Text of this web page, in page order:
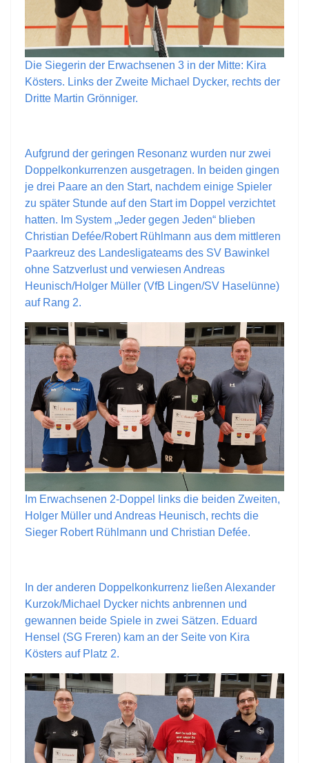
Die Siegerin der Erwachsenen 3 in der Mitte: Kira
Kösters. Links der Zweite Michael Dycker, rechts der
Dritte Martin Grönniger.
Aufgrund der geringen Resonanz wurden nur zwei
Doppelkonkurrenzen ausgetragen. In beiden gingen
je drei Paare an den Start, nachdem einige Spieler
zu später Stunde auf den Start im Doppel verzichtet
hatten. Im System „Jeder gegen Jeden“ blieben
Christian Defée/Robert Rühlmann aus dem mittleren
Paarkreuz des Landesligateams des SV Bawinkel
ohne Satzverlust und verwiesen Andreas
Heunisch/Holger Müller (VfB Lingen/SV Haselünne)
auf Rang 2.
Im Erwachsenen 2-Doppel links die beiden Zweiten,
Holger Müller und Andreas Heunisch, rechts die
Sieger Robert Rühlmann und Christian Defée.
In der anderen Doppelkonkurrenz ließen Alexander
Kurzok/Michael Dycker nichts anbrennen und
gewannen beide Spiele in zwei Sätzen. Eduard
Hensel (SG Freren) kam an der Seite von Kira
Kösters auf Platz 2.